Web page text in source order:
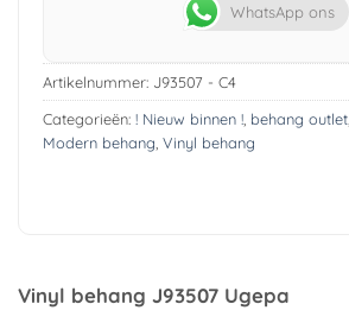
WhatsApp ons
Artikelnummer: J93507 - C4
Categorieën: ! Nieuw binnen !, behang outlet,
Modern behang Vinyl behang
Vinyl behang J93507 Ugepa